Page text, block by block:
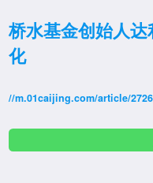
桥水基金创始人
化
//m.01caijing.com/article/